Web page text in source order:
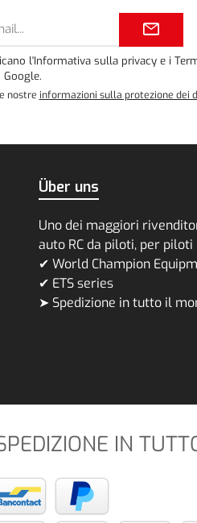
l'Informativa sulla privacy e i
Google.
nostre informazioni sulla protezione dei
Über uns
Uno dei maggiori
auto RC da piloti, per piloti
✔ World Champion
✔ ETS series
➤ Spedizione in tutto il
IN